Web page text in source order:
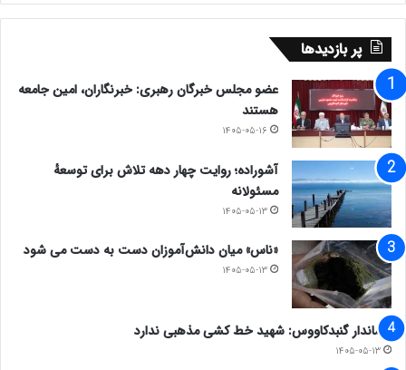
پر بازدیدها
عضو مجلس خبرگان رهبری: خبرنگاران، امین جامعه
هستند
۱۴۰۵-۰۵-۱۶
آشوراده؛ روایت چهار دهه تلاش برای توسعهٔ
مسئولانه
۱۴۰۵-۰۵-۱۳
«ناس» میان دانش‌آموزان دست به دست می شود
۱۴۰۵-۰۵-۱۳
فرماندار گنبدکاووس: شهید خط کشی مذهبی ندارد
۱۴۰۵-۰۵-۱۳